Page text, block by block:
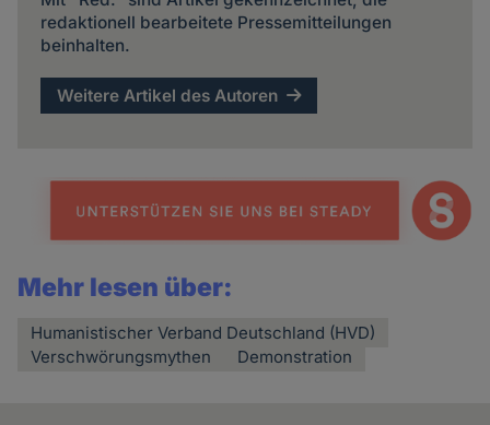
redaktionell bearbeitete Pressemitteilungen
beinhalten.
Weitere Artikel des Autoren
Mehr lesen über:
Humanistischer Verband Deutschland (HVD)
Verschwörungsmythen
Demonstration